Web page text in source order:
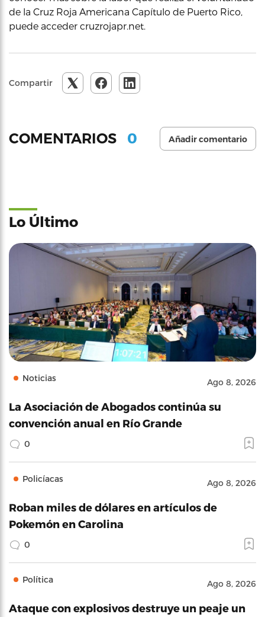
de la Cruz Roja Americana Capítulo de Puerto Rico,
puede acceder cruzrojapr.net.
Compartir
COMENTARIOS 0 Añadir comentario
Lo Último
Noticias Ago 8, 2026
La Asociación de Abogados continúa su
convención anual en Río Grande
0
Policíacas Ago 8, 2026
Roban miles de dólares en artículos de
Pokemón en Carolina
0
Política Ago 8, 2026
Ataque con explosivos destruye un peaje un